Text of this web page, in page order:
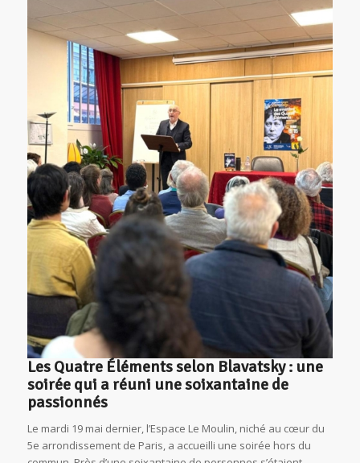
Les Quatre Éléments selon Blavatsky : une
soirée qui a réuni une soixantaine de
passionnés
Le mardi 19 mai dernier, l’Espace Le Moulin, niché au cœur du
5e arrondissement de Paris, a accueilli une soirée hors du